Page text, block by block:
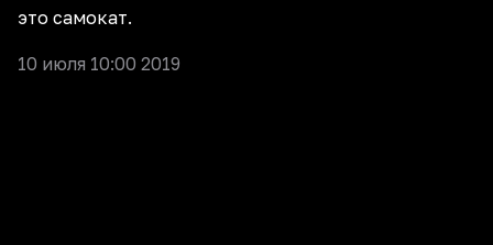
это самокат.
10 июля 10:00 2019